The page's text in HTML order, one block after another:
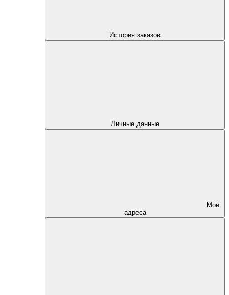
История заказов
Личные данные
Мои
адреса